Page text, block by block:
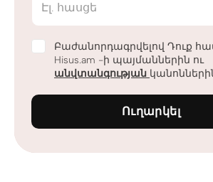
Էլ. հասցե
Բաժանորդագրվելով Դուք
Hisus.am -ի պայմաններին ու
անվտանգության
Ուղարկել